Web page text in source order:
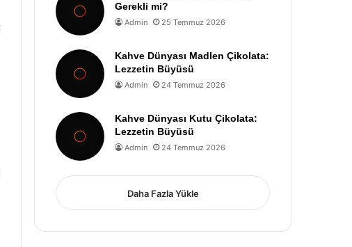
Gerekli mi?
Admin 25 Temmuz 2026
Kahve Dünyası Madlen Çikolata:
Lezzetin Büyüsü
Admin 24 Temmuz 2026
Kahve Dünyası Kutu Çikolata:
Lezzetin Büyüsü
Admin 24 Temmuz 2026
Daha Fazla Yükle